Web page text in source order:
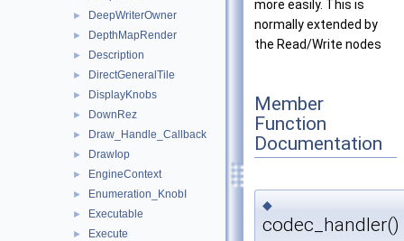
► DeepWriterOwner
► DepthMapRender
► Description
► DirectGeneralTile
► DisplayKnobs
► DownRez
► Draw_Handle_Callback
► DrawIop
► EngineContext
► Enumeration_KnobI
► Executable
► Execute
more easily. This is
normally extended by
the Read/Write nodes
Member
Function
Documentation
◆
codec_handler()